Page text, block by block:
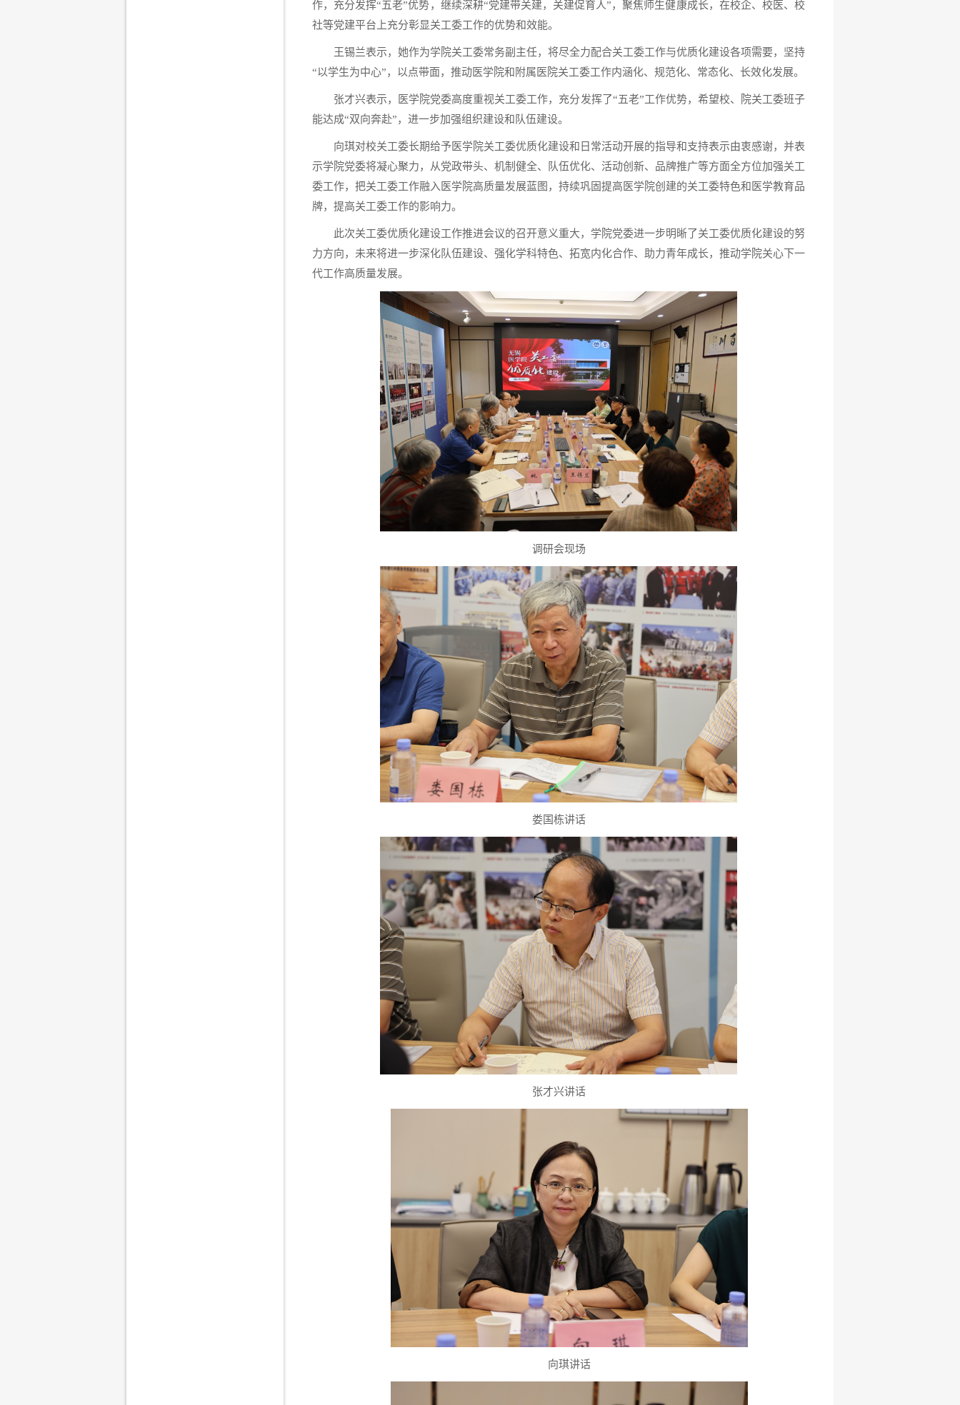
作，充分发挥“五老”优势，继续深耕“党建带关建，关建促育人”，聚焦师生健康成长，在校企、校医、校
社等党建平台上充分彰显关工委工作的优势和效能。
王锡兰表示，她作为学院关工委常务副主任，将尽全力配合关工委工作与优质化建设各项需要，坚持
“以学生为中心”，以点带面，推动医学院和附属医院关工委工作内涵化、规范化、常态化、长效化发展。
张才兴表示，医学院党委高度重视关工委工作，充分发挥了“五老”工作优势，希望校、院关工委班子
能达成“双向奔赴”，进一步加强组织建设和队伍建设。
向琪对校关工委长期给予医学院关工委优质化建设和日常活动开展的指导和支持表示由衷感谢，并表
示学院党委将凝心聚力，从党政带头、机制健全、队伍优化、活动创新、品牌推广等方面全方位加强关工
委工作，把关工委工作融入医学院高质量发展蓝图，持续巩固提高医学院创建的关工委特色和医学教育品
牌，提高关工委工作的影响力。
此次关工委优质化建设工作推进会议的召开意义重大，学院党委进一步明晰了关工委优质化建设的努
力方向，未来将进一步深化队伍建设、强化学科特色、拓宽内化合作、助力青年成长，推动学院关心下一
代工作高质量发展。
调研会现场
娄国栋讲话
张才兴讲话
向琪讲话